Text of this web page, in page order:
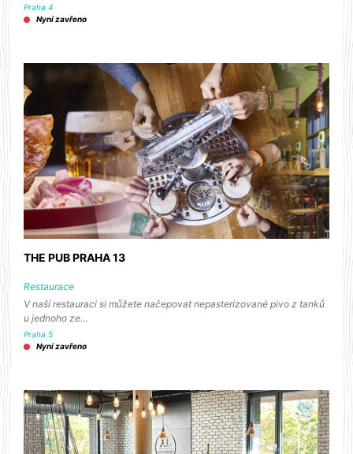
Praha 4
Nyní zavřeno
THE PUB PRAHA 13
Restaurace
V naší restauraci si můžete načepovat nepasterizované pivo z tanků
u jednoho ze…
Praha 5
Nyní zavřeno